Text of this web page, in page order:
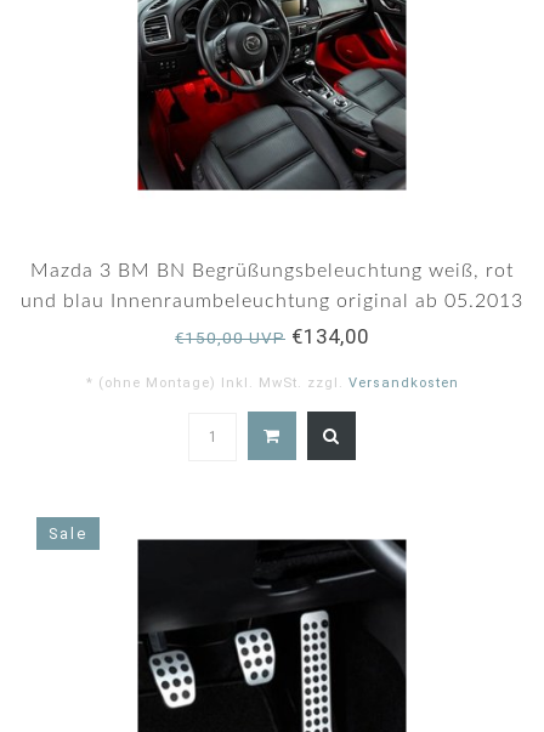
Mazda 3 BM BN Begrüßungsbeleuchtung weiß, rot
und blau Innenraumbeleuchtung original ab 05.2013
Fußraumbeleuchtung
€150,00 UVP €134,00
* (ohne Montage) Inkl. MwSt. zzgl. Versandkosten
Sale